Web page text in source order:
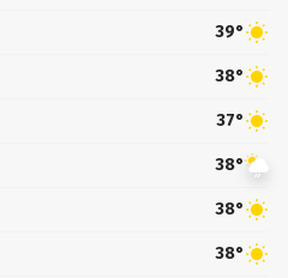
39°
38°
37°
38°
38°
38°